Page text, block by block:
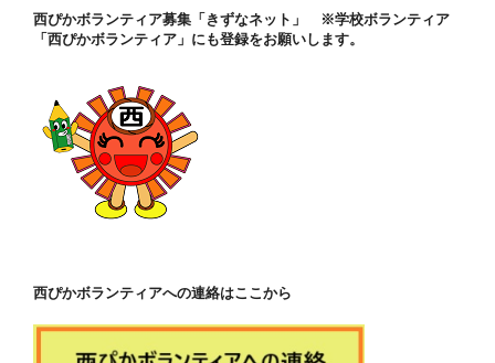
西ぴかボランティア募集「きずなネット」 ※学校ボランティア
「西ぴかボランティア」にも登録をお願いします。
西ぴかボランティアへの連絡はここから